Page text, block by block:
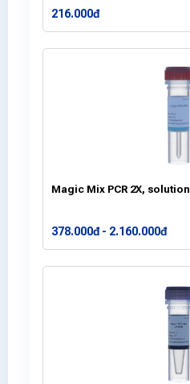
216.000đ
Magic Mix PCR 2X, solution
378.000đ - 2.160.000đ